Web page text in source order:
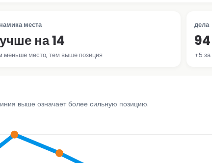
места
на 14
меньше место, тем выше позиция
дела
94
+5
выше означает более сильную позицию.